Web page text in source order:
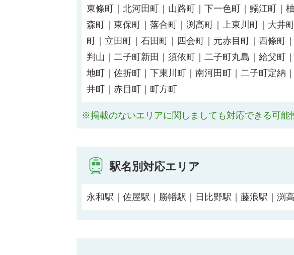
東條町｜北河田町｜山路町｜下一色町｜鰯江町｜
森町｜東保町｜落合町｜渕高町｜上東川町｜大井
町｜立田町｜石田町｜四会町｜元赤目町｜西條町
判山｜二子町新田｜須依町｜二子町丸島｜給父町
地町｜佐折町｜下東川町｜南河田町｜二子町定納
井町｜赤目町｜町方町
※掲載のないエリアに関しましても対応できる可能
駅名別対応エリア
永和駅｜佐屋駅｜勝幡駅｜日比野駅｜藤浪駅｜渕